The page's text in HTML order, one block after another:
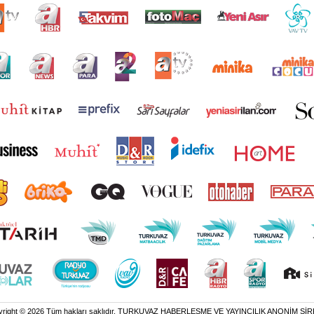
© 2026 Tüm hakları saklıdır. TURKUVAZ HABERLEŞME VE YAYINCILIK ANONİM